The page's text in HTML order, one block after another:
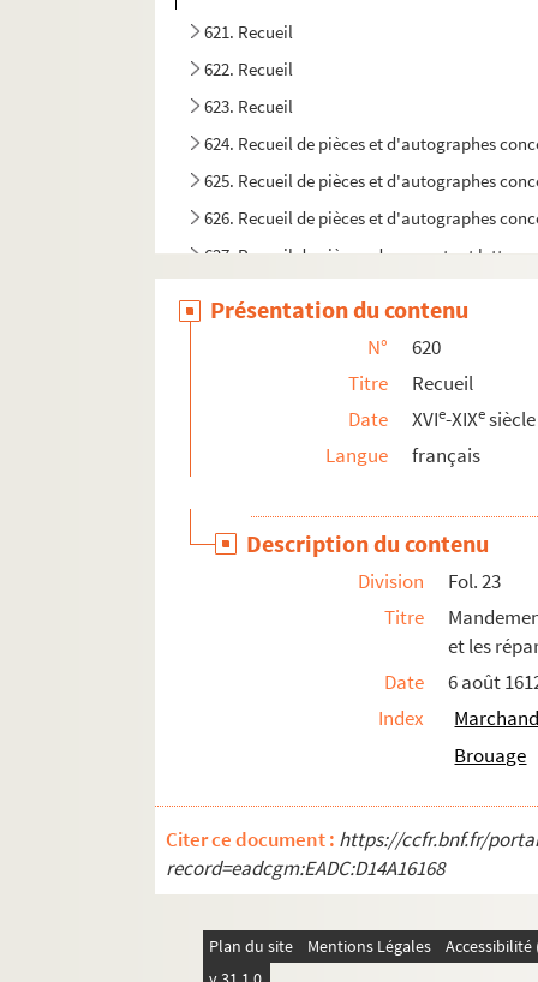
621. Recueil
622. Recueil
623. Recueil
624. Recueil de pièces et d'autographes
625. Recueil de pièces et d'autographes
626. Recueil de pièces et d'autographes
627. Recueil de pièces, documents et
634. Recueil
635. Dossier de pièces concernant
642. [Titre absent ou non renseigné]
643. Recueil de pièces concernant des
644. Recueil de pièces concernant des
645. Correspondance et documents
646. Recueil de pièces concernant le duc et
Présentation du contenu
N°
620
Titre
Recueil
Date
XVIe-XIXesiècle
Langue
français
Description du contenu
Division
Fol. 23
Titre
et les
Date
6 août
Index
Brouage
Citer ce document : https://ccfr.bnf.fr/
record=eadcgm:EADC:D14A16168
Plan du site Mentions Légales